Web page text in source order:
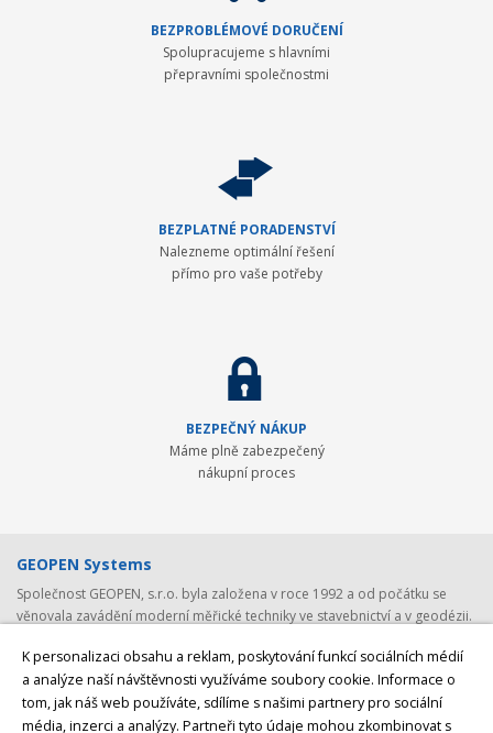
K personalizaci obsahu a reklam, poskytování funkcí sociálních médií
a analýze naší návštěvnosti využíváme soubory cookie. Informace o
tom, jak náš web používáte, sdílíme s našimi partnery pro sociální
média, inzerci a analýzy. Partneři tyto údaje mohou zkombinovat s
BEZPROBLÉMOVÉ DORUČENÍ
Spolupracujeme s hlavními
přepravními společnostmi
BEZPLATNÉ PORADENSTVÍ
Nalezneme optimální řešení
přímo pro vaše potřeby
BEZPEČNÝ NÁKUP
Máme plně zabezpečený
nákupní proces
GEOPEN Systems
Společnost GEOPEN, s.r.o. byla založena v roce 1992 a od počátku se
věnovala zavádění moderní měřické techniky ve stavebnictví a v geodézii.
přední japonský výrobce (nejen) geodetické techniky. Postupem času byla
nabídka rozšířena o spolehlivá laserová zařízení Laser Alignment a
Mikrofyn. S rozvojem satelitních systémů jsme v roce 2008 navázali
spolupráci se společností Javad GNSS, světovým producentem GNSS